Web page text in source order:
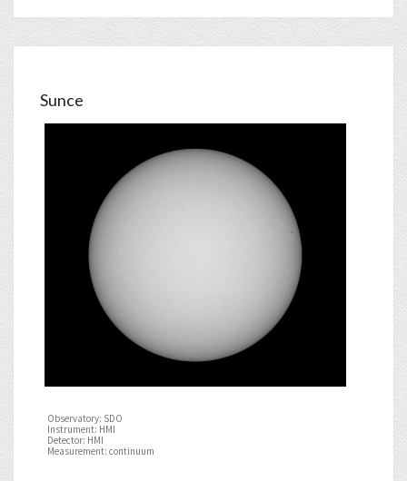
Sunce
Observatory: SDO
Instrument: HMI
Detector: HMI
Measurement: continuum